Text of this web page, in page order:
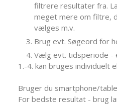
filtrere resultater fra.
meget mere om filtre,
vælges m.v.
Brug evt. Søgeord for
Vælg evt. tidsperiode -
1.-4. kan bruges individuelt
Bruger du smartphone/
For bedste resultat - brug